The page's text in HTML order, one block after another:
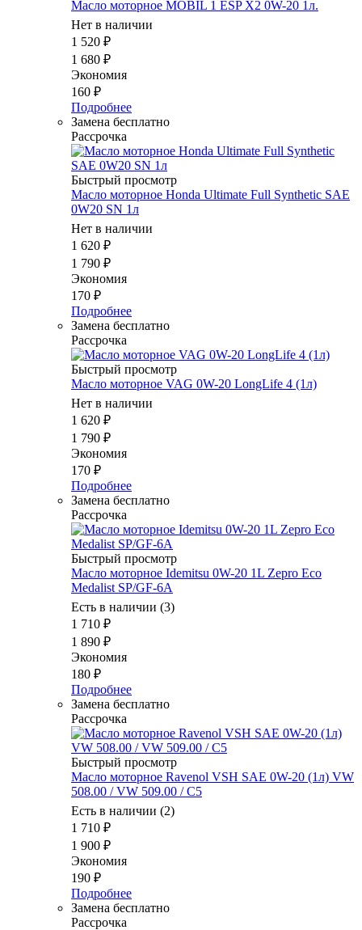
Масло моторное MOBIL 1 ESP X2 0W-20 1л.
Нет в наличии
1 520 ₽
1 680 ₽
Экономия
160 ₽
Подробнее
Замена бесплатно
Рассрочка
Быстрый просмотр
Масло моторное Honda Ultimate Full Synthetic SAE
0W20 SN 1л
Нет в наличии
1 620 ₽
1 790 ₽
Экономия
170 ₽
Подробнее
Замена бесплатно
Рассрочка
Быстрый просмотр
Масло моторное VAG 0W-20 LongLife 4 (1л)
Нет в наличии
1 620 ₽
1 790 ₽
Экономия
170 ₽
Подробнее
Замена бесплатно
Рассрочка
Быстрый просмотр
Масло моторное Idemitsu 0W-20 1L Zepro Eco
Medalist SP/GF-6A
Есть в наличии (3)
1 710 ₽
1 890 ₽
Экономия
180 ₽
Подробнее
Замена бесплатно
Рассрочка
Быстрый просмотр
Масло мотоpное Ravenol VSH SAE 0W-20 (1л) VW
508.00 / VW 509.00 / C5
Есть в наличии (2)
1 710 ₽
1 900 ₽
Экономия
190 ₽
Подробнее
Замена бесплатно
Рассрочка